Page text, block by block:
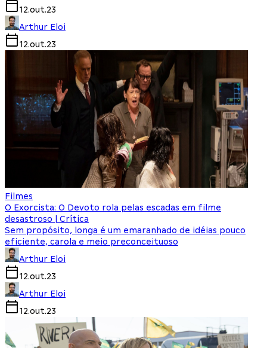
12.out.23
Arthur Eloi
12.out.23
Filmes
O Exorcista: O Devoto rola pelas escadas em filme
desastroso | Crítica
Sem propósito, longa é um emaranhado de idéias pouco
eficiente, carola e meio preconceituoso
Arthur Eloi
12.out.23
Arthur Eloi
12.out.23